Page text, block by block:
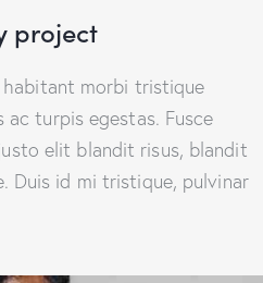
project
habitant morbi tristique
ac turpis egestas. Fusce
elit blandit risus, blandit
Duis id mi tristique, pulvinar